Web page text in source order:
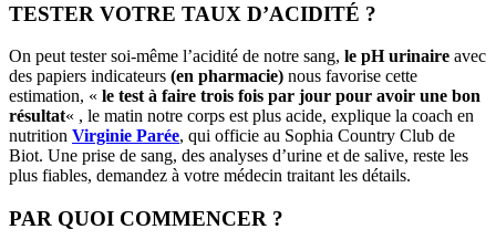
TESTER VOTRE TAUX D’ACIDITÉ ?
On peut tester soi-même l’acidité de notre sang, le pH urinaire avec
des papiers indicateurs (en pharmacie) nous favorise cette
estimation, « le test à faire trois fois par jour pour avoir une bon
résultat« , le matin notre corps est plus acide, explique la coach en
nutrition Virginie Parée, qui officie au Sophia Country Club de
Biot. Une prise de sang, des analyses d’urine et de salive, reste les
plus fiables, demandez à votre médecin traitant les détails.
PAR QUOI COMMENCER ?